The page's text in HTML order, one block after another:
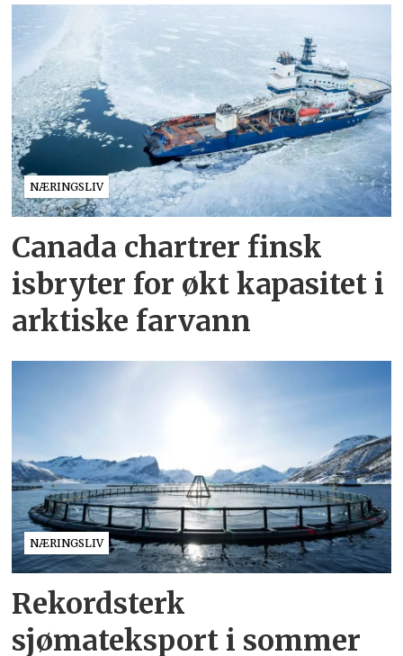
NÆRINGSLIV
Canada chartrer finsk
isbryter for økt kapasitet i
arktiske farvann
NÆRINGSLIV
Rekordsterk
sjømateksport i sommer